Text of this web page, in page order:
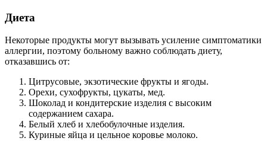
Диета
Некоторые продукты могут вызывать усиление симптоматики
аллергии, поэтому больному важно соблюдать диету,
отказавшись от:
Цитрусовые, экзотические фрукты и ягоды.
Орехи, сухофрукты, цукаты, мед.
Шоколад и кондитерские изделия с высоким
содержанием сахара.
Белый хлеб и хлебобулочные изделия.
Куриные яйца и цельное коровье молоко.